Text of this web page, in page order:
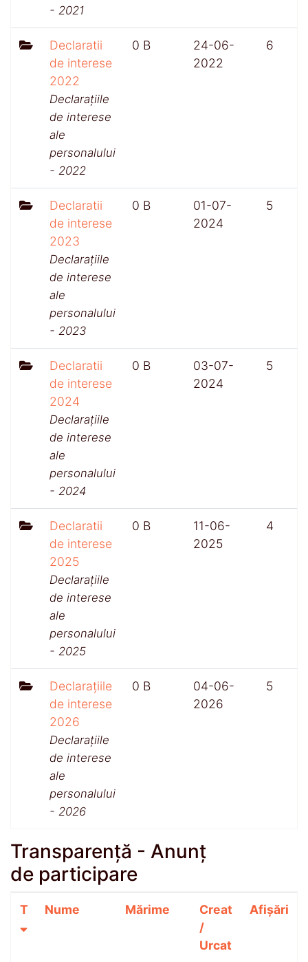
- 2021
Declaratii
de interese
2022
Declarațiile
de interese
ale
personalului
- 2022
0 B
24-06-
2022
6
Declaratii
de interese
2023
Declarațiile
de interese
ale
personalului
- 2023
0 B
01-07-
2024
5
Declaratii
de interese
2024
Declarațiile
de interese
ale
personalului
- 2024
0 B
03-07-
2024
5
Declaratii
de interese
2025
Declarațiile
de interese
ale
personalului
- 2025
0 B
11-06-
2025
4
Declarațiile
de interese
2026
Declarațiile
de interese
ale
personalului
- 2026
0 B
04-06-
2026
5
Transparență - Anunț
de participare
T Nume Mărime
Creat
/
Urcat
Afișări